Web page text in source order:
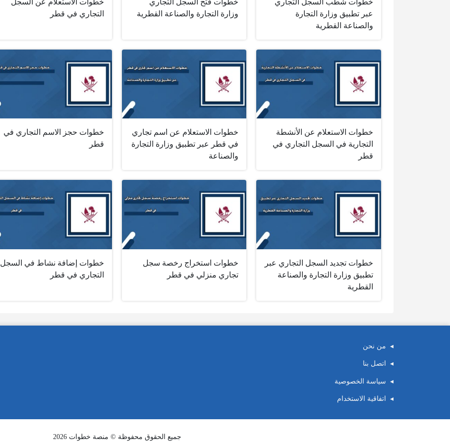
عبر تطبيق وزارة التجارة
والصناعة القطرية
وزارة التجارة والصناعة القطرية
التجاري في قطر
خطوات الاستعلام عن الأنشطة
التجارية في السجل التجاري في
قطر
خطوات الاستعلام عن اسم تجاري
في قطر عبر تطبيق وزارة التجارة
والصناعة
خطوات حجز الاسم التجاري في
قطر
خطوات تجديد السجل التجاري عبر
تطبيق وزارة التجارة والصناعة
القطرية
خطوات استخراج رخصة سجل
تجاري منزلي في قطر
خطوات إضافة نشاط في السجل
التجاري في قطر
من نحن
اتصل بنا
سياسة الخصوصية
اتفاقية الاستخدام
جميع الحقوق محفوظة © منصة خطوات 2026